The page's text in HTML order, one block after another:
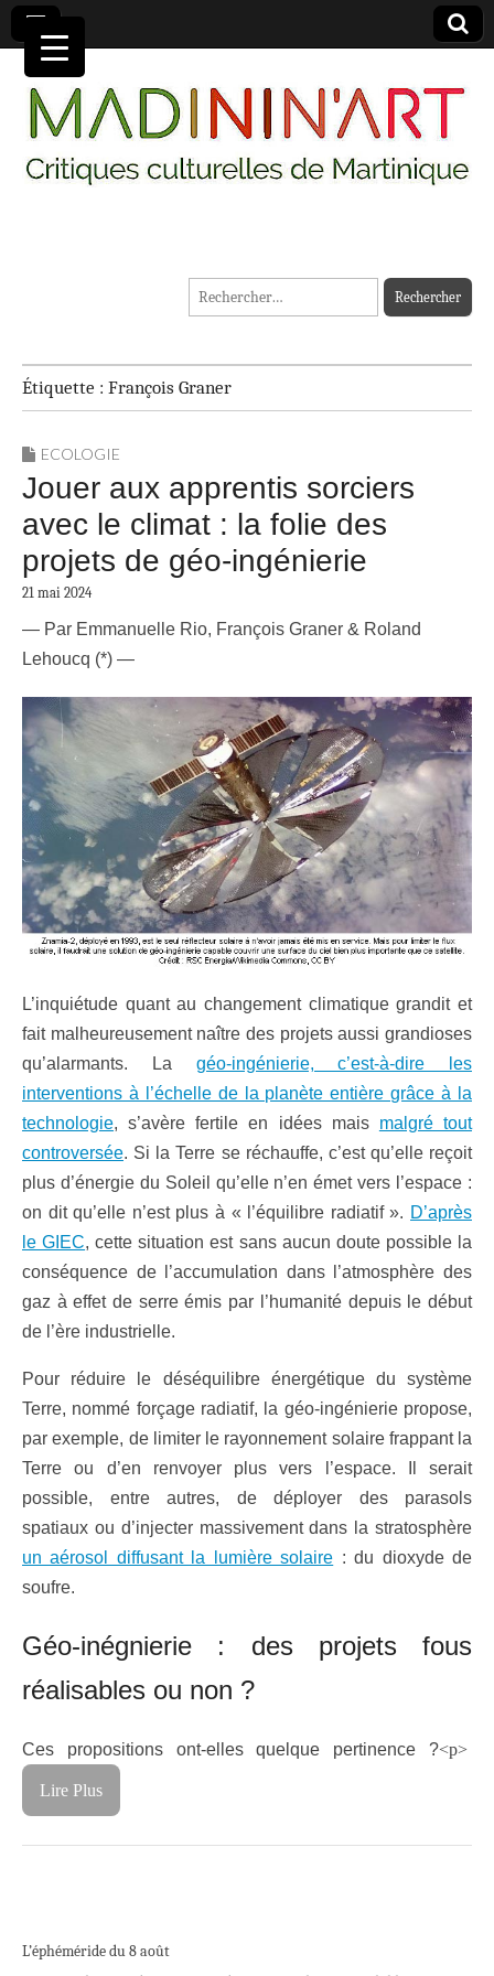
MADININ'ART
Rechercher :
Étiquette : François Graner
ECOLOGIE
Jouer aux apprentis sorciers
avec le climat : la folie des
projets de géo-ingénierie
21 mai 2024
— Par Emmanuelle Rio, François Graner & Roland
Lehoucq (*) —
L’inquiétude quant au changement climatique grandit et
fait malheureusement naître des projets aussi grandioses
qu’alarmants. La géo-ingénierie, c’est-à-dire les
interventions à l’échelle de la planète entière grâce à la
technologie, s’avère fertile en idées mais malgré tout
controversée. Si la Terre se réchauffe, c’est qu’elle reçoit
plus d’énergie du Soleil qu’elle n’en émet vers l’espace :
on dit qu’elle n’est plus à « l’équilibre radiatif ». D’après
le GIEC, cette situation est sans aucun doute possible la
conséquence de l’accumulation dans l’atmosphère des
gaz à effet de serre émis par l’humanité depuis le début
de l’ère industrielle.
Pour réduire le déséquilibre énergétique du système
Terre, nommé forçage radiatif, la géo-ingénierie propose,
par exemple, de limiter le rayonnement solaire frappant la
Terre ou d’en renvoyer plus vers l’espace. Il serait
possible, entre autres, de déployer des parasols
spatiaux ou d’injecter massivement dans la stratosphère
un aérosol diffusant la lumière solaire : du dioxyde de
soufre.
Géo-inégnierie : des projets fous
réalisables ou non ?
Ces propositions ont-elles quelque pertinence ?<p>
Lire Plus
L’éphéméride du 8 août